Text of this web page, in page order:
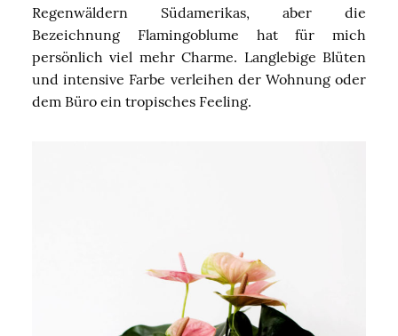
Regenwäldern Südamerikas, aber die
Bezeichnung Flamingoblume hat für mich
persönlich viel mehr Charme. Langlebige Blüten
und intensive Farbe verleihen der Wohnung oder
dem Büro ein tropisches Feeling.